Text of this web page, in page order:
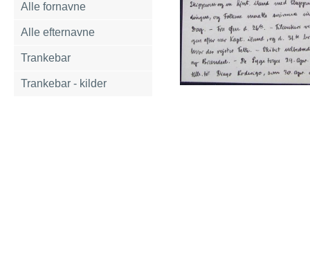
Alle fornavne
Alle efternavne
Trankebar
Trankebar - kilder